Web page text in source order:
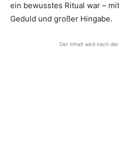
ein bewusstes Ritual war –
Geduld und großer Hingabe.
Der Inhalt wird nach